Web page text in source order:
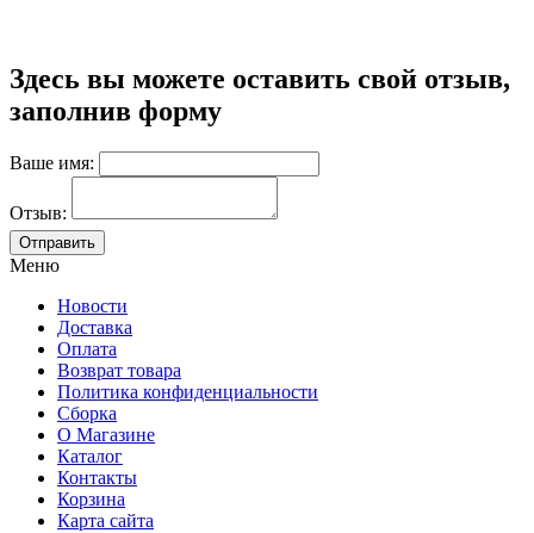
Здесь вы можете оставить свой отзыв,
заполнив форму
Ваше имя:
Отзыв:
Меню
Новости
Доставка
Оплата
Возврат товара
Политика конфиденциальности
Сборка
О Магазине
Каталог
Контакты
Корзина
Карта сайта